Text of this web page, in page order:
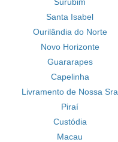
Santa Isabel
Ourilândia do Norte
Novo Horizonte
Guararapes
Capelinha
Livramento de Nossa Sra
Piraí
Custódia
Macau